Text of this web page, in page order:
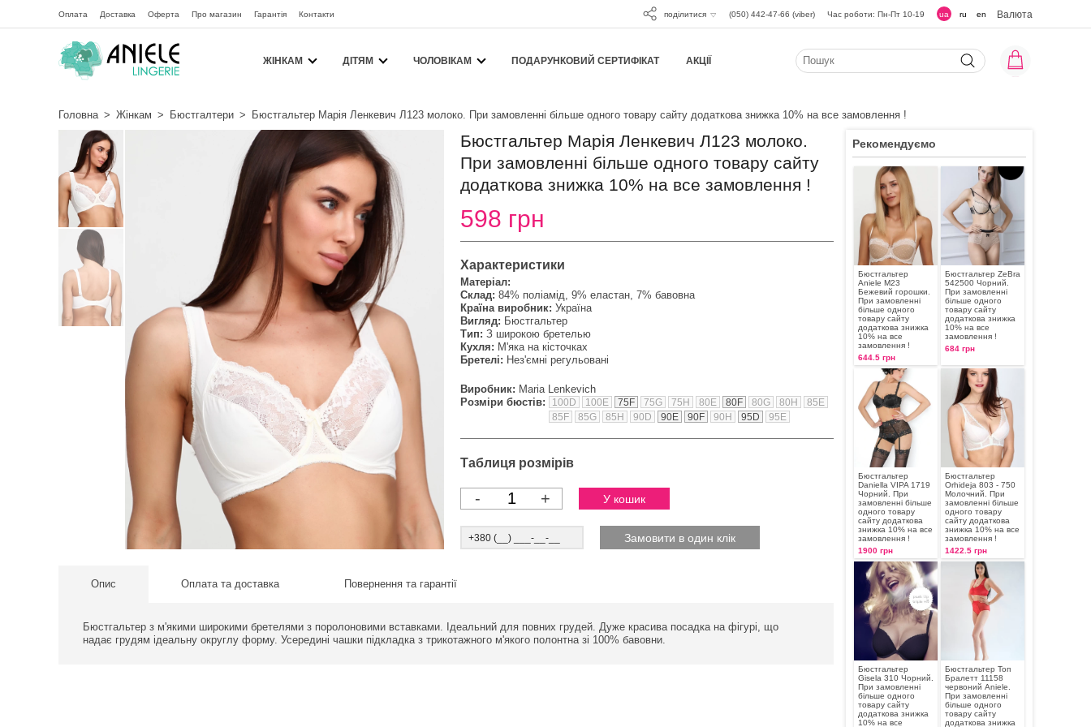
Оплата Доставка Оферта Про магазин Гарантія Контакти поділитися (050) 442-47-66 (viber) Час роботи: Пн-Пт 10-19 ua ru en Валюта
ЖІНКАМ ДІТЯМ ЧОЛОВІКАМ ПОДАРУНКОВИЙ СЕРТИФІКАТ АКЦІЇ
Головна > Жінкам > Бюстгалтери > Бюстгальтер Марія Ленкевич Л123 молоко. При замовленні більше одного товару сайту додаткова знижка 10% на все замовлення !
Бюстгальтер Марія Ленкевич Л123 молоко.
При замовленні більше одного товару сайту
додаткова знижка 10% на все замовлення !
598 грн
Характеристики
Матеріал:
Склад: 84% поліамід, 9% еластан, 7% бавовна
Країна виробник: Україна
Вигляд: Бюстгальтер
Тип: З широкою бретелью
Кухля: М'яка на кісточках
Бретелі: Нез'ємні регульовані
Виробник: Maria Lenkevich
Розміри бюстів:
100D 100E 75F 75G 75H 80E 80F 80G 80H
85E
85F
85G 85H 90D 90E 90F 90H 95D 95E
Таблиця розмірів
- +
Опис Оплата та доставка Повернення та гарантії
Бюстгальтер з м'якими широкими бретелями з поролоновими вставками. Ідеальний для повних грудей. Дуже красива посадка на фігурі, що
надає грудям ідеальну округлу форму. Усередині чашки підкладка з трикотажного м'якого полонтна зі 100% бавовни.
Рекомендуємо
Бюстгальтер
Aniele М23
Бежевий горошки.
При замовленні
більше одного
товару сайту
додаткова знижка
10% на все
замовлення !
644.5 грн
Бюстгальтер ZeBra
542500 Чорний.
При замовленні
більше одного
товару сайту
додаткова знижка
10% на все
замовлення !
684 грн
Бюстгальтер
Daniella VIPA 1719
Чорний. При
замовленні більше
одного товару
сайту додаткова
знижка 10% на все
замовлення !
1900 грн
Бюстгальтер
Orhideja 803 - 750
Молочний. При
замовленні більше
одного товару
сайту додаткова
знижка 10% на все
замовлення !
1422.5 грн
Бюстгальтер
Gisela 310 Чорний.
При замовленні
більше одного
товару сайту
додаткова знижка
10% на все
Бюстгальтер Топ
Бралетт 11158
червоний Aniele.
При замовленні
більше одного
товару сайту
додаткова знижка